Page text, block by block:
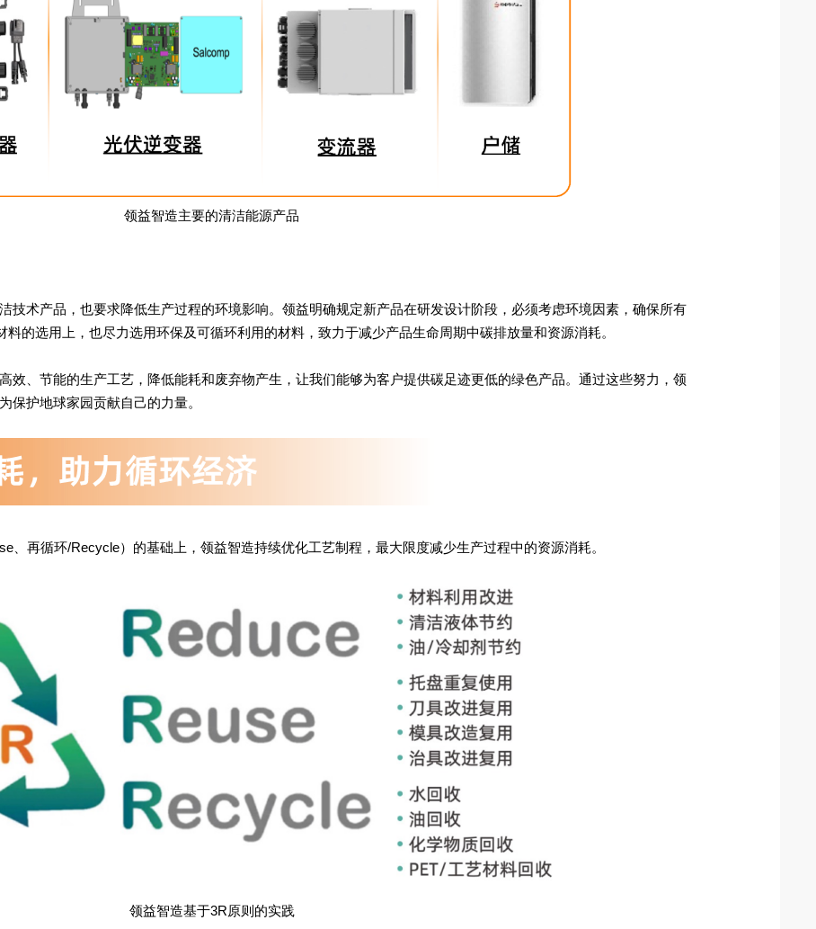
领益智造主要的清洁能源产品
技术产品，也要求降低生产过程的环境影响。领益明确规定新产品在研发设计阶段，必须考虑环境因素，确保所有
的选用上，也尽力选用环保及可循环利用的材料，致力于减少产品生命周期中碳排放量和资源消耗。
效、节能的生产工艺，降低能耗和废弃物产生，让我们能够为客户提供碳足迹更低的绿色产品。通过这些努力，领
保护地球家园贡献自己的力量。
、再循环/Recycle）的基础上，领益智造持续优化工艺制程，最大限度减少生产过程中的资源消耗。
领益智造基于3R原则的实践